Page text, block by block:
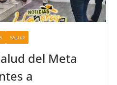
SALUD
del Meta
a